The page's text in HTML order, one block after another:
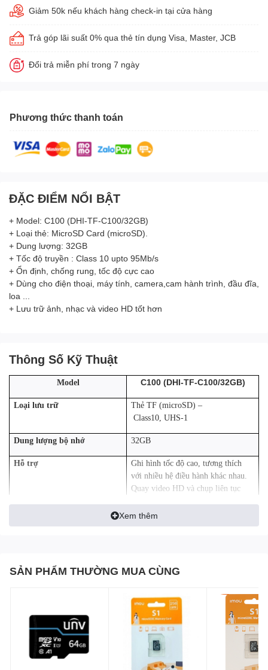
Giảm 50k nếu khách hàng check-in tại cửa hàng
Trả góp lãi suất 0% qua thẻ tín dụng Visa, Master, JCB
Đổi trả miễn phí trong 7 ngày
Phương thức thanh toán
ĐẶC ĐIỂM NỔI BẬT
+ Model: C100 (DHI-TF-C100/32GB)
+ Loại thẻ: MicroSD Card (microSD).
+ Dung lượng: 32GB
+ Tốc độ truyền : Class 10 upto 95Mb/s
+ Ổn định, chống rung, tốc độ cực cao
+ Dùng cho điện thoại, máy tính, camera,cam hành trình, đầu đĩa,
loa ...
+ Lưu trữ ảnh, nhạc và video HD tốt hơn
Thông Số Kỹ Thuật
Model C100 (DHI-TF-C100/32GB)
Loại lưu trữ
Thẻ TF (microSD) –
Class10, UHS-1
Dung lượng bộ nhớ 32GB
Hỗ trợ
Ghi hình tốc độ cao, tương thích
với nhiều hệ điều hành khác nhau.
Quay video HD và chụp liên tục
được 5 – 7 ngày.
Hiệu suất cao, tốc độ đọc
Class 10 upto 95Mb/s
Dahua
Bảo hành 24tháng
Xem thêm
SẢN PHẨM THƯỜNG MUA CÙNG